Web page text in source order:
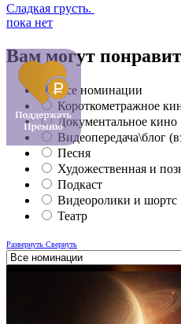
Сладкая грусть.
пока нет
Вам могут
Все номинации
Короткометражное
Документальное кино
Видеопередача\блог
Песня
Художественная и
Подкаст
Видеоролики и шортс
Театр
Развернуть Свернуть